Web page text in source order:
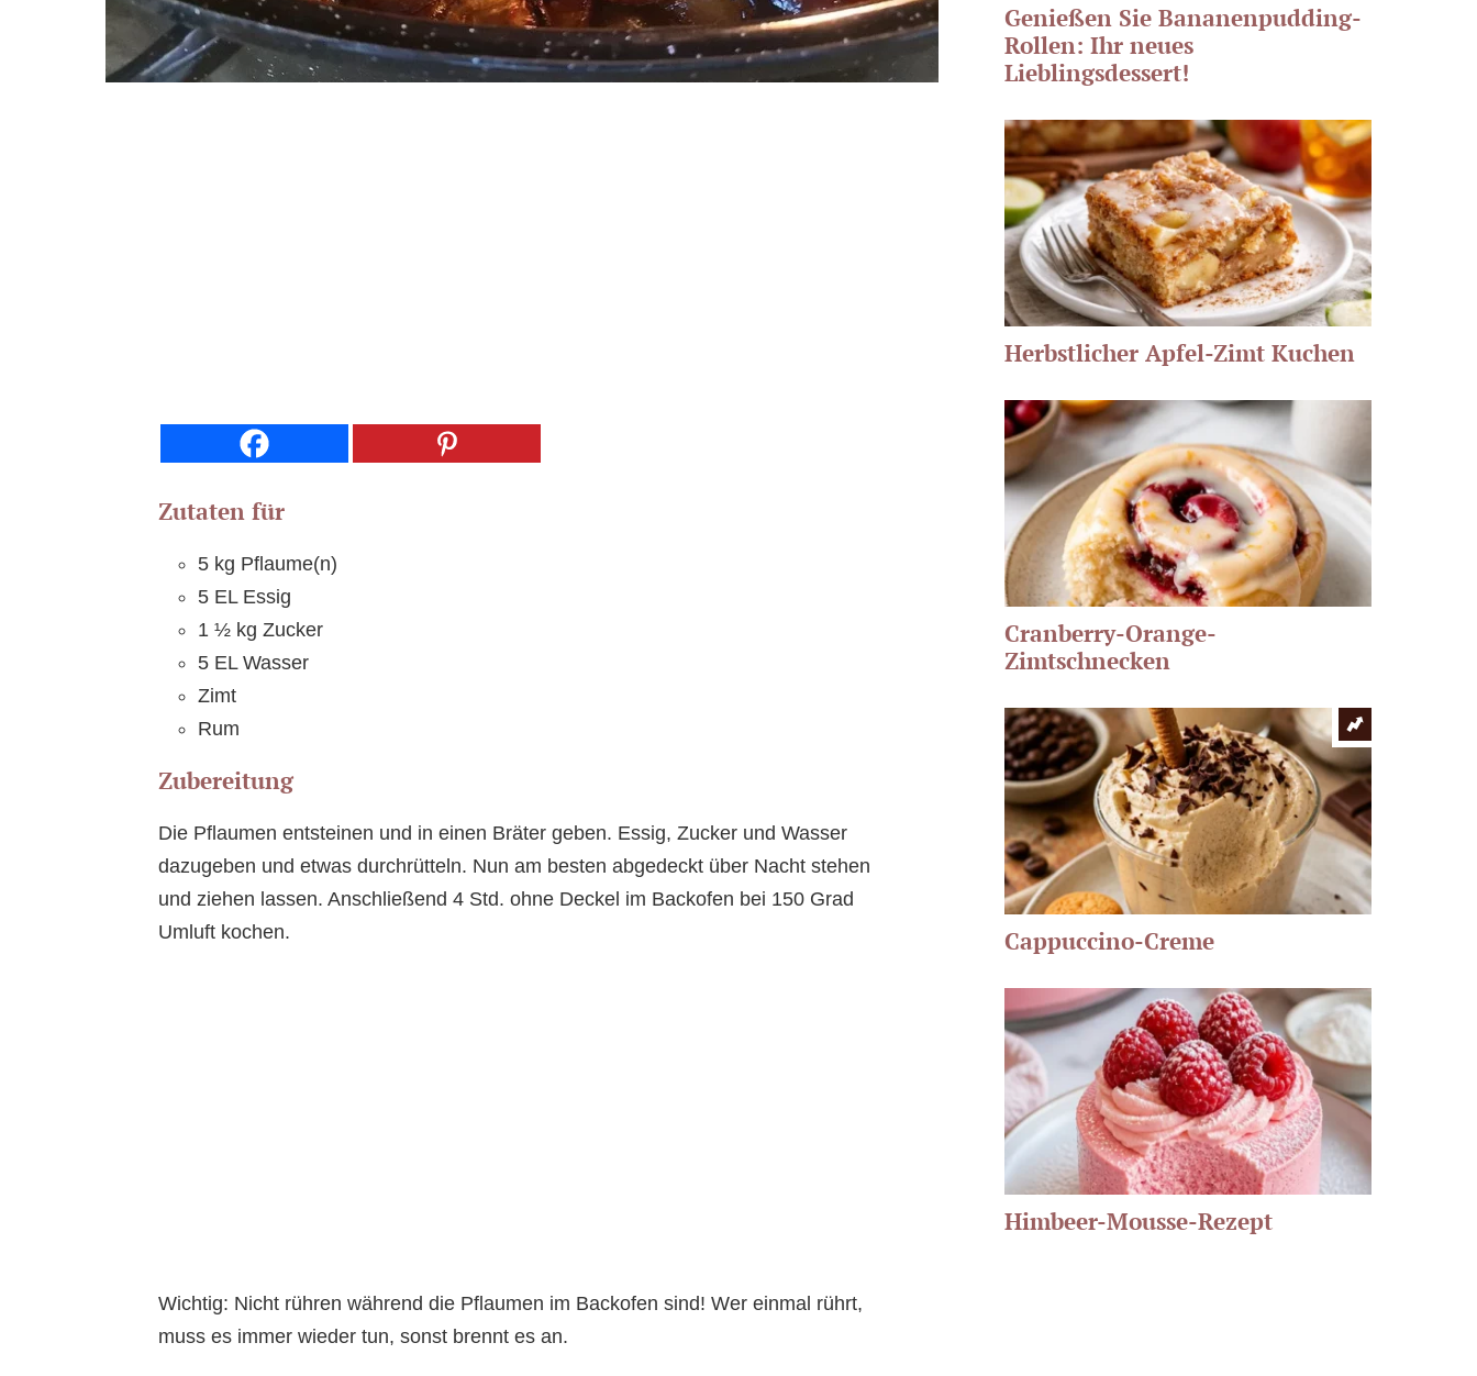
Zutaten für
5 kg Pflaume(n)
5 EL Essig
1 ½ kg Zucker
5 EL Wasser
Zimt
Rum
Zubereitung
Die Pflaumen entsteinen und in einen Bräter geben. Essig, Zucker und Wasser
dazugeben und etwas durchrütteln. Nun am besten abgedeckt über Nacht stehen
und ziehen lassen. Anschließend 4 Std. ohne Deckel im Backofen bei 150 Grad
Umluft kochen.
Wichtig: Nicht rühren während die Pflaumen im Backofen sind! Wer einmal rührt,
muss es immer wieder tun, sonst brennt es an.
Genießen Sie Bananenpudding-
Rollen: Ihr neues
Lieblingsdessert!
Herbstlicher Apfel-Zimt Kuchen
Cranberry-Orange-
Zimtschnecken
Cappuccino-Creme
Himbeer-Mousse-Rezept